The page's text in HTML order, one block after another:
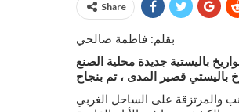
Share
بقلم: فاطمة صالحي
باليستية جديدة محلية الصنع
والمرتزقة على الساحل الغربي